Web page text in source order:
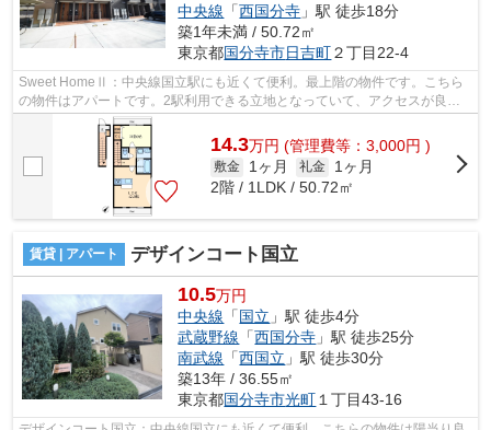
中央線 「西国分寺 」駅 徒歩18分
築1年未満 / 50.72㎡
東京都国分寺市日吉町２丁目22-4
Sweet HomeⅡ：中央線国立駅にも近くて便利。最上階の物件です。こちら
の物件はアパートです。2駅利用できる立地となっていて、アクセスが良い
です。国分寺市エリアにある賃貸情報のこ...
14.3万円 (管理費等：3,000円 )
敷金 1ヶ月 礼金
1ヶ月
2階 / 1LDK / 50.72㎡
賃貸 | アパート デザインコート国立
10.5万円
中央線 「国立 」駅 徒歩4分
武蔵野線 「西国分寺 」駅 徒歩25分
南武線 「西国立 」駅 徒歩30分
築13年 / 36.55㎡
東京都国分寺市光町 １丁目43-16